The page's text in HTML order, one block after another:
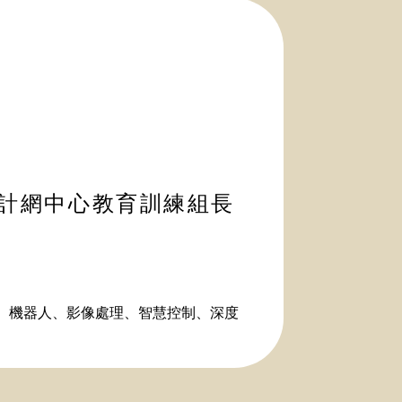
網中心教育訓練組長
機器人、影像處理、智慧控制、深度